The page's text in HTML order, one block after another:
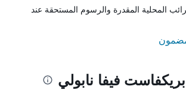
المحلية المقدرة والرسوم المستحقة عند
فيفا نابولي